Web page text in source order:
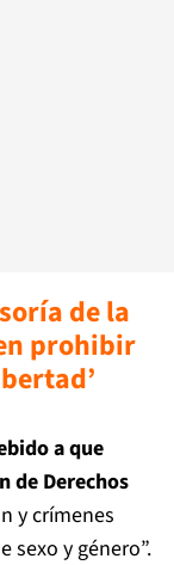
de la
prohibir
a que
de Derechos
y crímenes
sexo y género”.